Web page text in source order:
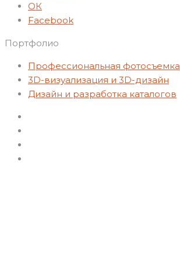
ОК
Facebook
Портфолио
Профессиональная фотосъемка
3D-визуализация и 3D-дизайн
Дизайн и разработка каталогов